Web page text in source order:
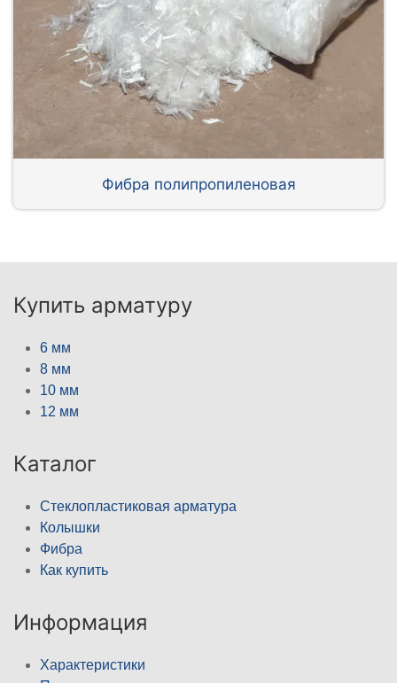
Фибра полипропиленовая
Купить арматуру
6 мм
8 мм
10 мм
12 мм
Каталог
Стеклопластиковая арматура
Колышки
Фибра
Как купить
Информация
Характеристики